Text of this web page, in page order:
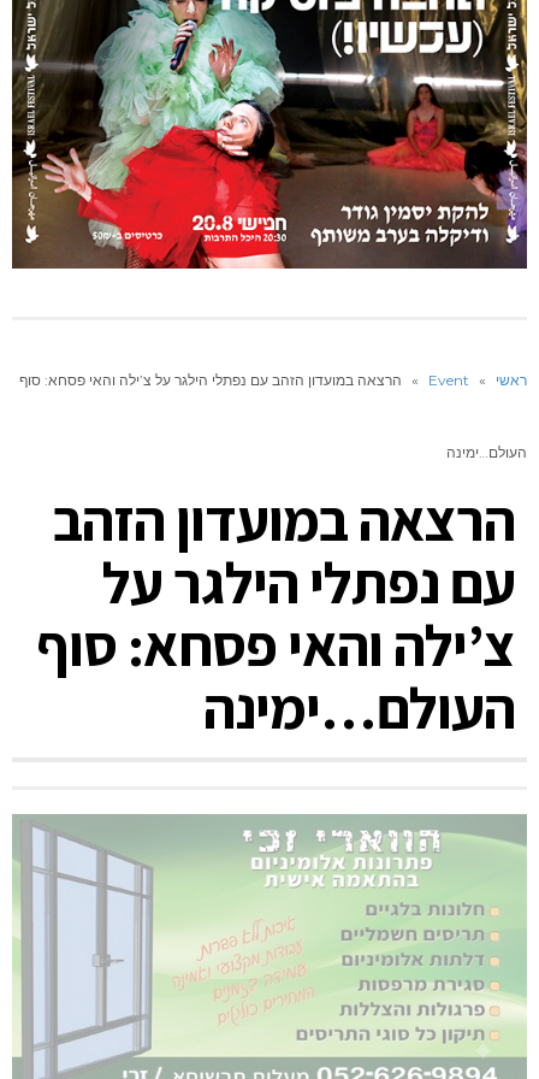
ראשי »
Event
» הרצאה במועדון הזהב עם נפתלי הילגר על צ’ילה והאי פסחא: סוף
העולם…ימינה
הרצאה במועדון הזהב
עם נפתלי הילגר על
צ’ילה והאי פסחא: סוף
העולם…ימינה